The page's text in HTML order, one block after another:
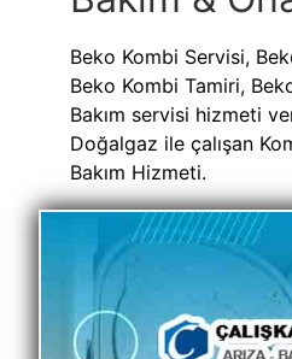
Beko Kombi Servisi,
Beko Kombi Tamiri,
Bakım servisi hizmeti
Doğalgaz ile çalışan
Bakım Hizmeti.